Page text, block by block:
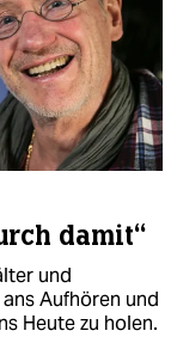
damit“
und
Aufhören und
Heute zu holen.